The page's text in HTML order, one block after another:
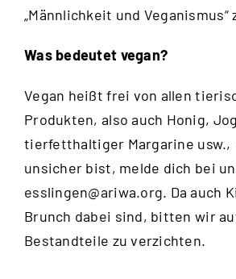
„Männlichkeit und Veganismus“
Was bedeutet vegan?
Vegan heißt frei von allen
Produkten, also auch Honig,
tierfetthaltiger Margarine usw.,
unsicher bist, melde dich bei
esslingen@ariwa.org. Da auch
Brunch dabei sind, bitten wir
Bestandteile zu verzichten.